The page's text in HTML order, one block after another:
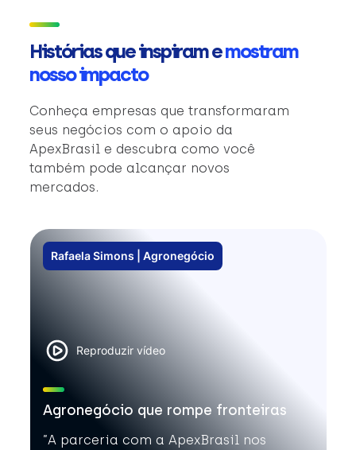
Histórias que inspiram emostram
nosso impacto
Conheça empresas que transformaram
seus negócios com o apoio da
ApexBrasil e descubra como você
também pode alcançar novos
mercados.
Rafaela Simons | Agronegócio
Reproduzir vídeo
Agronegócio que rompe fronteiras
”A parceria com a ApexBrasil nos